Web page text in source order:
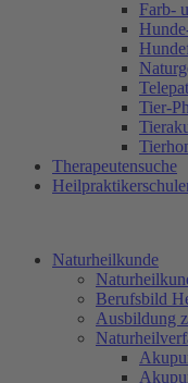
Farb-
Tier-
Therapeutensuche
Naturheilkunde
Berufsbild
Ausbildung